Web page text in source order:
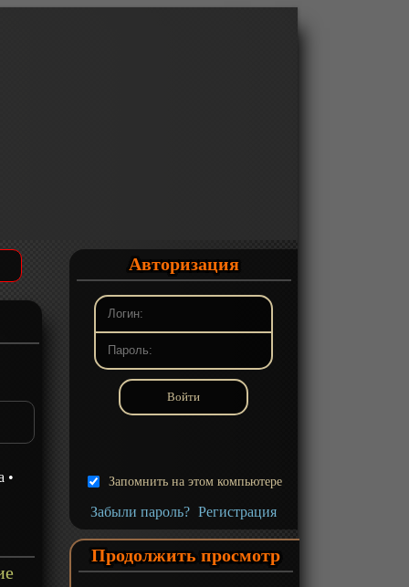
•
Авторизация
Запомнить на этом компьютере
Забыли пароль? Регистрация
Продолжить просмотр